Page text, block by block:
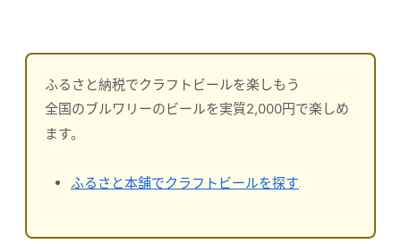
ふるさと納税でクラフトビールを楽しもう
全国のブルワリーのビールを実質2,000円で楽しめ
ます。
ふるさと本舗でクラフトビールを探す